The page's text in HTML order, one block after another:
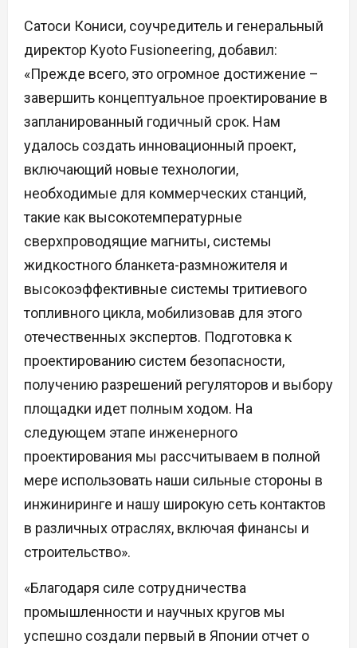
Сатоси Кониси, соучредитель и генеральный
директор Kyoto Fusioneering, добавил:
«Прежде всего, это огромное достижение –
завершить концептуальное проектирование в
запланированный годичный срок. Нам
удалось создать инновационный проект,
включающий новые технологии,
необходимые для коммерческих станций,
такие как высокотемпературные
сверхпроводящие магниты, системы
жидкостного бланкета-размножителя и
высокоэффективные системы тритиевого
топливного цикла, мобилизовав для этого
отечественных экспертов. Подготовка к
проектированию систем безопасности,
получению разрешений регуляторов и выбору
площадки идет полным ходом. На
следующем этапе инженерного
проектирования мы рассчитываем в полной
мере использовать наши сильные стороны в
инжиниринге и нашу широкую сеть контактов
в различных отраслях, включая финансы и
строительство».
«Благодаря силе сотрудничества
промышленности и научных кругов мы
успешно создали первый в Японии отчет о